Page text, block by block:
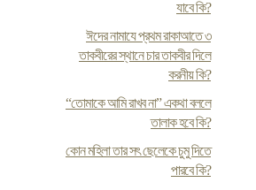
যাবে কি?
ঈদের নামাযে প্রথম রাকাআতে ৩
তাকবীরের স্থানে চার তাকবীর দিলে
করনীয় কি?
“তোমাকে আমি রাখব না” একথা বললে
তালাক হবে কি?
কোন মহিলা তার সৎ ছেলেকে চুমু দিতে
পারবে কি?